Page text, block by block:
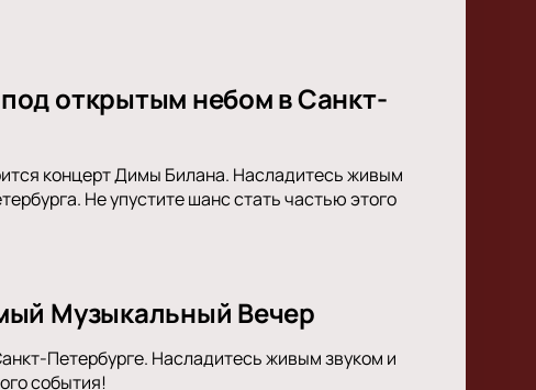
открытым небом в Санкт-
концерт Димы Билана. Насладитесь живым
Не упустите шанс стать частью этого
Музыкальный Вечер
Петербурге. Насладитесь живым звуком и
события!